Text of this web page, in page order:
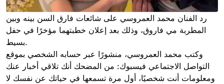
رد الفنان محمد العمروسي على شائعات فارق السن بينه وبين
المطربة مي فاروق، وذلك بعد إعلان خطبتهما مؤخرًا في حفل
بسيط.
وكتب محمد العمروسي، منشورًا عبر حسابه الشخصي بموقع
التواصل الاجتماعي فيسبوك: من المضحك أنك تلاقي أخبار عنك
ومعلومات أنت شخصيًا، أول مرة تسمعها في حياتك عن نفسك لا